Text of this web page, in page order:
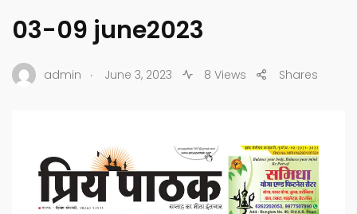
03-09 june2023
admin . June 3, 2023 8 Views Shares